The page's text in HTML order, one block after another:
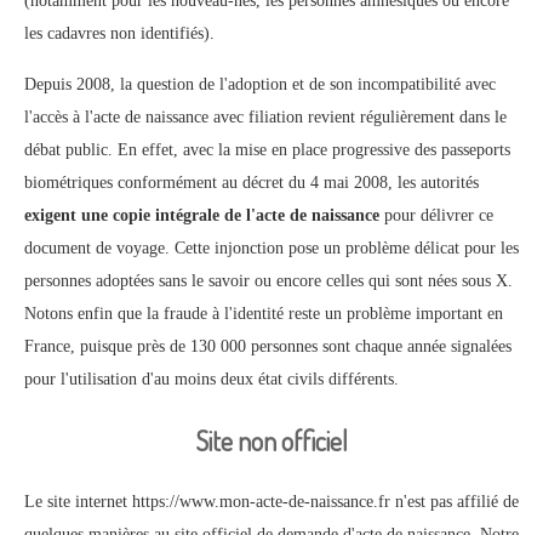
les cadavres non identifiés).
Depuis 2008, la question de l'adoption et de son incompatibilité avec
l'accès à l'acte de naissance avec filiation revient régulièrement dans le
débat public. En effet, avec la mise en place progressive des passeports
biométriques conformément au décret du 4 mai 2008, les autorités
exigent une copie intégrale de l'acte de naissance pour délivrer ce
document de voyage. Cette injonction pose un problème délicat pour les
personnes adoptées sans le savoir ou encore celles qui sont nées sous X.
Notons enfin que la fraude à l'identité reste un problème important en
France, puisque près de 130 000 personnes sont chaque année signalées
pour l'utilisation d'au moins deux état civils différents.
Site non officiel
Le site internet https://www.mon-acte-de-naissance.fr n'est pas affilié de